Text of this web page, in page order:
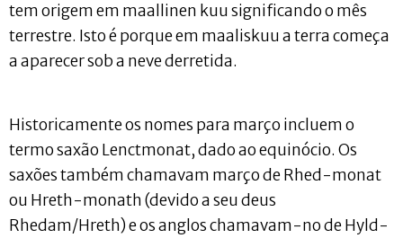
tem origem em maallinen kuu significando o mês
terrestre. Isto é porque em maaliskuu a terra começa
a aparecer sob a neve derretida.
Historicamente os nomes para março incluem o
termo saxão Lenctmonat, dado ao equinócio. Os
saxões também chamavam março de Rhed-monat
ou Hreth-monath (devido a seu deus
Rhedam/Hreth) e os anglos chamavam-no de Hyld-